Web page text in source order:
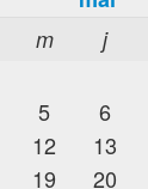
m j
5 6
12 13
19 20